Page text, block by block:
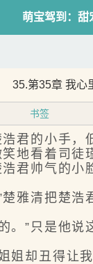
萌宝驾到：甜
35.第35章 我心
书签
君的小手，
看着司徒
帅气的小
清把楚浩
”只是他说
却丑得让